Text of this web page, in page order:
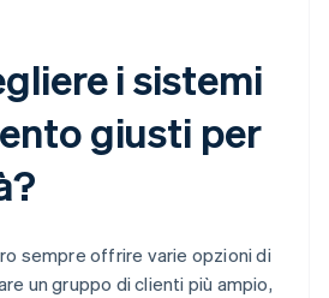
i sistemi
giusti per
sempre offrire varie opzioni di
un gruppo di clienti più ampio,